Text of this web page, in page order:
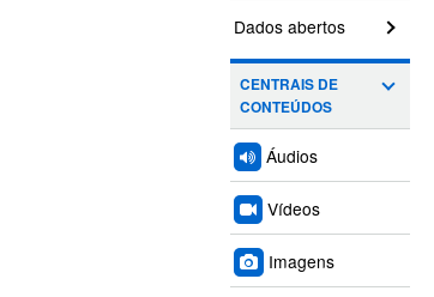
Dados abertos
CENTRAIS DE
CONTEÚDOS
Áudios
Vídeos
Imagens